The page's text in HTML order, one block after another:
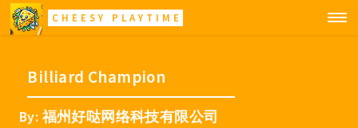
CHEESY PLAYTIME
Billiard Champion
By: 福州好哒网络科技有限公司